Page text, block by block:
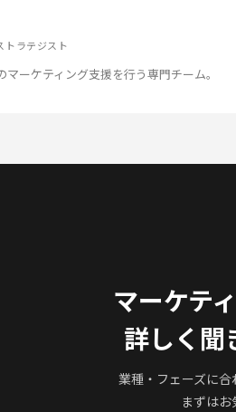
トラテジスト
ーケティング支援を行う専門チーム。
マーケテ
詳しく聞
業種・フェーズに合
まずはお